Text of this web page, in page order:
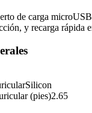
de carga
y recarga rápida
Silicon
(pies)2.65